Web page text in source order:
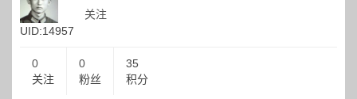
UID:14957
关注
0
关注
0
粉丝
35
积分